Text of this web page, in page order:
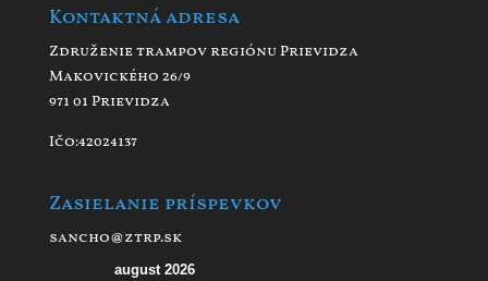
Kontaktná adresa
Združenie trampov regiónu Prievidza
Makovického 26/9
971 01 Prievidza
Ičo:42024137
Zasielanie príspevkov
sancho@ztrp.sk
august 2026